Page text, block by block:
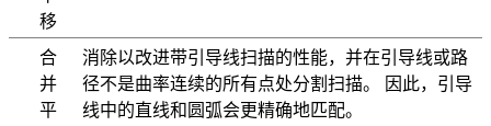
移
合
并
平
消除以改进带引导线扫描的性能，并在引导线或路
径不是曲率连续的所有点处分割扫描。 因此，引导
线中的直线和圆弧会更精确地匹配。